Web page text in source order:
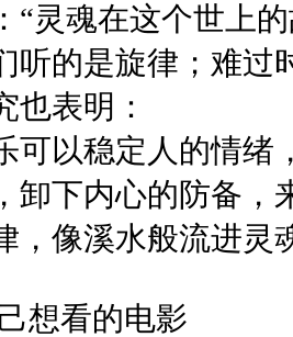
“灵魂在这个世上
听的是旋律；难过
也表明：
可以稳定人的情绪
卸下内心的防备，
，像溪水般流进灵
想看的电影